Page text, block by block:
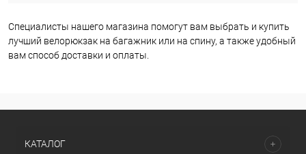
Специалисты нашего магазина помогут вам выбрать и купить
лучший велорюкзак на багажник или на спину, а также удобный
вам способ доставки и оплаты.
КАТАЛОГ